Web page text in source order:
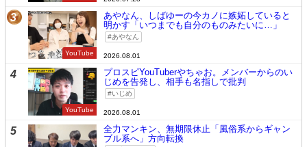
3
YouTube
あやなん、しばゆーの今カノに嫉妬していると
明かす「いつまでも自分のものみたいに…」
あやなん
2026.08.01
4
YouTube
プロスピYouTuberやちゃお。メンバーからのい
じめを告発し、相手も名指しで批判
いじめ
2026.08.01
5
全力マンキン、無期限休止「風俗系からギャン
ブル系へ」方向転換